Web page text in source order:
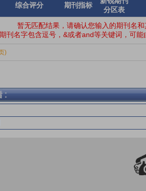
综合评分 期刊指标
分区表
暂无匹配结果，请确认您输入的期刊名
期刊名字包含逗号，&或者and等关键词，可
)